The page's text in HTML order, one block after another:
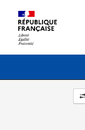
Menu principal